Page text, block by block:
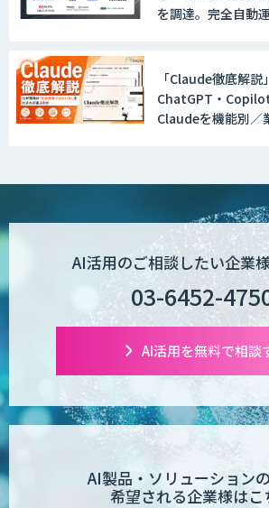
を調達。完全自動
「Claude徹底解説
ChatGPT・
Claudeを機能別
AI活用のご相談したい企業
03-6452-
AI活用を無料で相談
AI製品・ソリューション
希望される企業様はこ